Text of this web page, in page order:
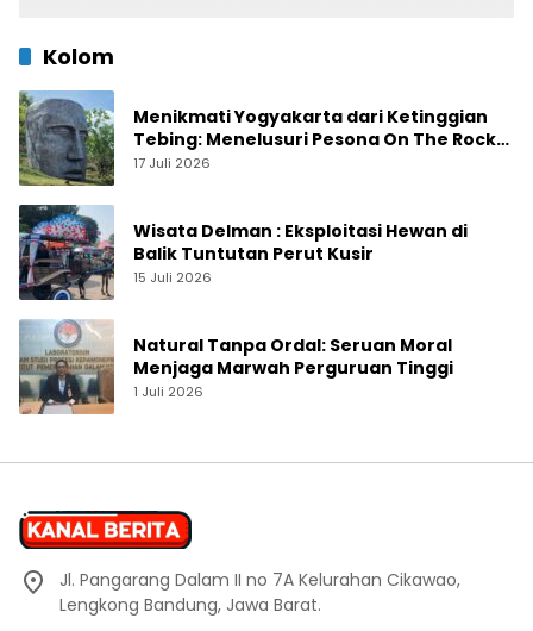
Kolom
Menikmati Yogyakarta dari Ketinggian
Tebing: Menelusuri Pesona On The Rock
Jogja yang Sedang Naik Daun
17 Juli 2026
Wisata Delman : Eksploitasi Hewan di
Balik Tuntutan Perut Kusir
15 Juli 2026
Natural Tanpa Ordal: Seruan Moral
Menjaga Marwah Perguruan Tinggi
1 Juli 2026
Jl. Pangarang Dalam II no 7A Kelurahan Cikawao,
Lengkong Bandung, Jawa Barat.